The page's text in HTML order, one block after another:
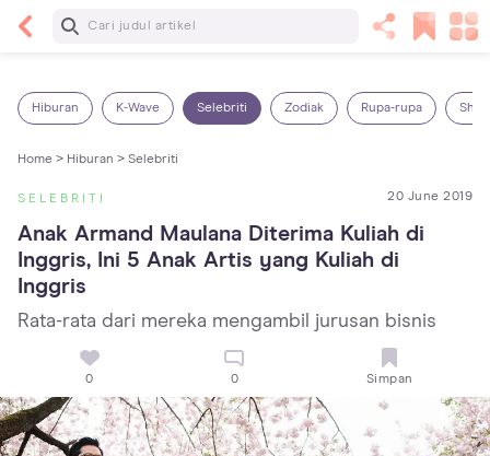
Baca Selanjutnya
Hiburan K-Wave Selebriti Zodiak Rupa-rupa
Home > Hiburan > Selebriti
SELEBRITI 20 June 2019
Anak Armand Maulana Diterima Kuliah di
Inggris, Ini 5 Anak Artis yang Kuliah di
Inggris
Rata-rata dari mereka mengambil jurusan bisnis
0 0 Simpan